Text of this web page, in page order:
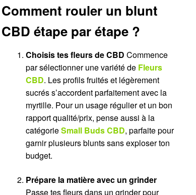
Comment rouler un blunt
CBD étape par étape ?
Choisis tes fleurs de CBD Commence
par sélectionner une variété de Fleurs
CBD. Les profils fruités et légèrement
sucrés s’accordent parfaitement avec la
myrtille. Pour un usage régulier et un bon
rapport qualité/prix, pense aussi à la
catégorieSmall Buds CBD, parfaite pour
garnir plusieurs blunts sans exploser ton
budget.
Prépare la matière avec un grinder
Passe tes fleurs dans un grinder pour